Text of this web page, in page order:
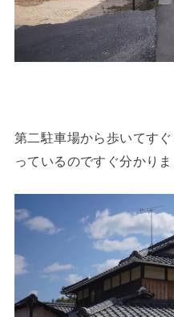
第二駐車場から歩いてす
っているのですぐ分かりま